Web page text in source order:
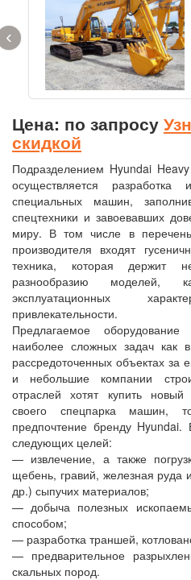
‹
Цена: по запросу
скидкой
Подразделением Hyundai
осуществляется
специальных машин,
спецтехники и завоевавших
миру. В том числе в перечень
производителя входят
техника, которая держит
разнообразию моделей,
эксплуатационных
привлекательности.
Предлагаемое
наиболее сложных задач как
рассредоточенных объектах за
и небольшие компании
отраслей хотят купить новый
своего спецпарка машин,
предпочтение бренду Hyundai.
следующих целей:
— извлечение, а также
щебень, гравий, железная руда
др.) сыпучих материалов;
— добыча полезных
способом;
— разработка траншей,
— предварительное
скальных пород.